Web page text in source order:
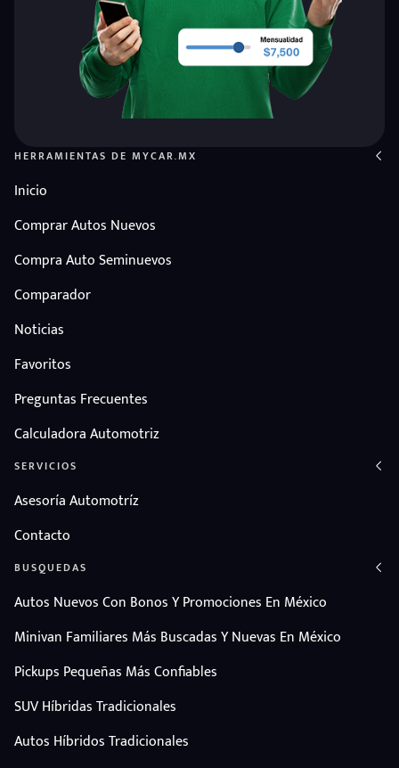
HERRAMIENTAS DE MYCAR.MX
Inicio
Comprar Autos Nuevos
Compra Auto Seminuevos
Comparador
Noticias
Favoritos
Preguntas Frecuentes
Calculadora Automotriz
SERVICIOS
Asesoría Automotríz
Contacto
BUSQUEDAS
Autos Nuevos Con Bonos Y Promociones En México
Minivan Familiares Más Buscadas Y Nuevas En México
Pickups Pequeñas Más Confiables
SUV Híbridas Tradicionales
Autos Híbridos Tradicionales